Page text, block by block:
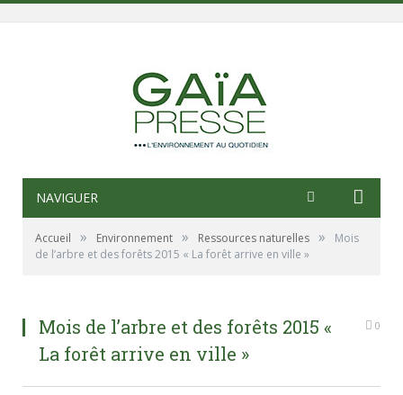
NAVIGUER
Accueil » Environnement » Ressources naturelles »
Mois
de l’arbre et des forêts 2015 « La forêt arrive en ville »
Mois de l’arbre et des forêts 2015 «
La forêt arrive en ville »
0